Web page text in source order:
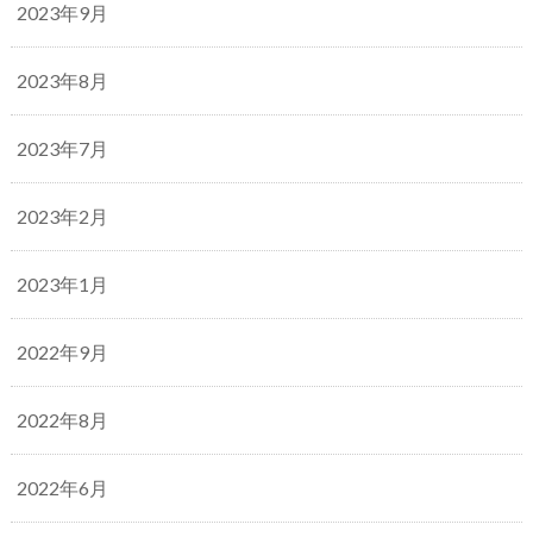
2023年9月
2023年8月
2023年7月
2023年2月
2023年1月
2022年9月
2022年8月
2022年6月